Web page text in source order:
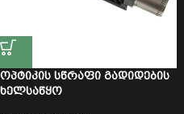
ოპტიკის სწრაფი გადიდების
ხელსაწყო